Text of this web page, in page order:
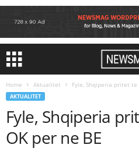
Home Aktualitet Fyle, Shqiperia pritet te
AKTUALITET
Fyle, Shqiperia
OK per ne BE